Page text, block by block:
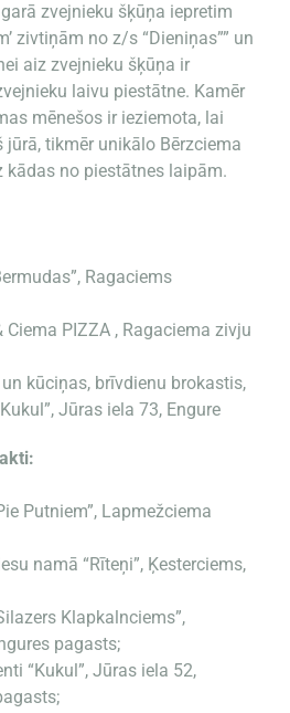
zvejnieku šķūņa iepretim
zivtiņām no z/s “Dieniņas”” un
aiz zvejnieku šķūņa ir
laivu piestātne. Kamēr
mēnešos ir ieziemota, lai
jūrā, tikmēr unikālo Bērzciema
kādas no piestātnes laipām.
Ragaciems
Ciema PIZZA , Ragaciema zivju
kūciņas, brīvdienu brokastis,
Jūras iela 73, Engure
Putniem”, Lapmežciema
namā “Rīteņi”, Ķesterciems,
Klapkalnciems”,
pagasts;
“Kukul”, Jūras iela 52,